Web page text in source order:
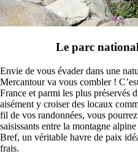
Le parc
Envie de vous évader dans une
Mercantour va vous combler !
France et parmi les plus préservés
aisément y croiser des locaux
fil de vos randonnées, vous
saisissants entre la montagne
Bref, un véritable havre de paix
frais.